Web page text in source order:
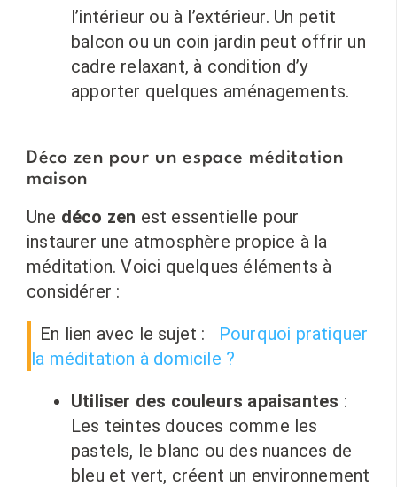
l’intérieur ou à l’extérieur. Un petit
balcon ou un coin jardin peut offrir un
cadre relaxant, à condition d’y
apporter quelques aménagements.
Déco zen pour un espace méditation
maison
Une déco zen est essentielle pour
instaurer une atmosphère propice à la
méditation. Voici quelques éléments à
considérer :
En lien avec le sujet :
Pourquoi pratiquer
la méditation à domicile ?
Utiliser des couleurs apaisantes :
Les teintes douces comme les
pastels, le blanc ou des nuances de
bleu et vert, créent un environnement